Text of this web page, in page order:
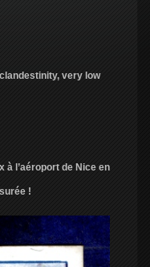
very low
l’aéroport de Nice en
!